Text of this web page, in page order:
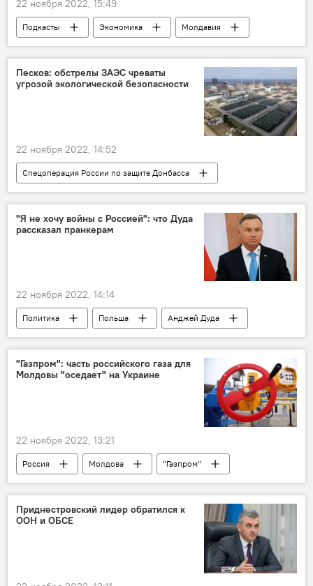
22 ноября 2022, 15:49
Подкасты Экономика
Молдавия
энергетика
Песков: обстрелы ЗАЭС чреваты
угрозой экологической безопасности
22 ноября 2022, 14:52
Спецоперация России по защите Донбасса
Дмитрий Песков
МАГАТЭ АЭС
"Я не хочу войны с Россией": что Дуда
рассказал пранкерам
22 ноября 2022, 14:14
Политика Польша
Анджей Дуда
пранкеры
"Газпром": часть российского газа для
Молдовы "оседает" на Украине
22 ноября 2022, 13:21
Россия Молдова "Газпром"
Приднестровский лидер обратился к
ООН и ОБСЕ